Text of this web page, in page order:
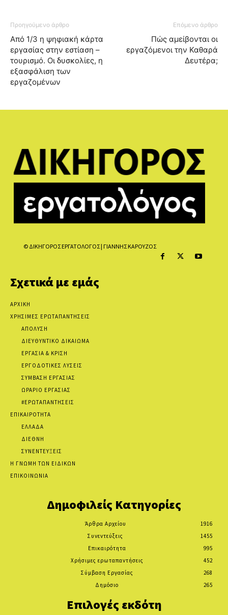
Προηγούμενο άρθρο
Από 1/3 η ψηφιακή κάρτα
εργασίας στην εστίαση –
τουρισμό. Οι δυσκολίες, η
εξασφάλιση των
εργαζομένων
Επόμενο άρθρο
Πώς αμείβονται οι
εργαζόμενοι την Καθαρά
Δευτέρα;
© ΔΙΚΗΓΟΡΟΣ ΕΡΓΑΤΟΛΟΓΟΣ | ΓΙΑΝΝΗΣ ΚΑΡΟΥΖΟΣ
Σχετικά με εμάς
ΑΡΧΙΚΗ
ΧΡΗΣΙΜΕΣ ΕΡΩΤΑΠΑΝΤΗΣΕΙΣ
ΑΠΟΛΥΣΗ
ΔΙΕΥΘΥΝΤΙΚΟ ΔΙΚΑΙΩΜΑ
ΕΡΓΑΣΙΑ & ΚΡΙΣΗ
ΕΡΓΟΔΟΤΙΚΕΣ ΛΥΣΕΙΣ
ΣΥΜΒΑΣΗ ΕΡΓΑΣΙΑΣ
ΩΡΑΡΙΟ ΕΡΓΑΣΙΑΣ
#ΕΡΩΤΑΠΑΝΤΗΣΕΙΣ
ΕΠΙΚΑΙΡΟΤΗΤΑ
ΕΛΛΑΔΑ
ΔΙΕΘΝΗ
ΣΥΝΕΝΤΕΥΞΕΙΣ
Η ΓΝΩΜΗ ΤΩΝ ΕΙΔΙΚΩΝ
ΕΠΙΚΟΙΝΩΝΙΑ
Δημοφιλείς Κατηγορίες
Άρθρα Αρχείου
1916
Συνεντεύξεις
1455
Επικαιρότητα
995
Χρήσιμες ερωταπαντήσεις
452
Σύμβαση Εργασίας
268
Δημόσιο
265
Επιλογές εκδότη